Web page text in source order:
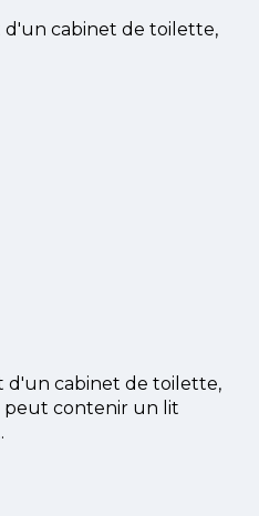
cabinet de toilette,
d'un cabinet de toilette,
peut contenir un lit